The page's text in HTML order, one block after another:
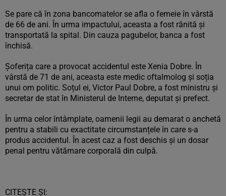
Se pare că în zona bancomatelor se afla o femeie în vârstă
de 66 de ani. În urma impactului, aceasta a fost rănită și
transportată la spital. Din cauza pagubelor, banca a fost
închisă.
Șoferița care a provocat accidentul este Xenia Dobre. În
vârstă de 71 de ani, aceasta este medic oftalmolog și soția
unui om politic. Soțul ei, Victor Paul Dobre, a fost ministru și
secretar de stat în Ministerul de Interne, deputat și prefect.
În urma celor întâmplate, oamenii legii au demarat o anchetă
pentru a stabili cu exactitate circumstanțele în care s-a
produs accidentul. În acest caz a fost deschis și un dosar
penal pentru vătămare corporală din culpă.
CITEȘTE ȘI: